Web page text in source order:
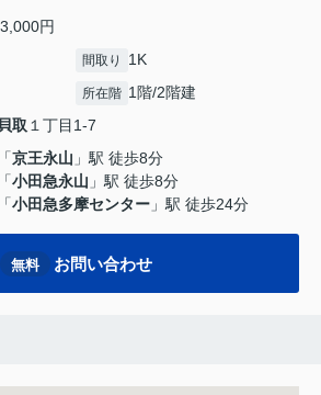
円
間取り 1K
所在階 1階/2階建
貝取 １丁目1-7
「京王永山 」駅 徒歩8分
「小田急永山 」駅 徒歩8分
「小田急多摩センター 」駅 徒歩24分
無料 お問い合わせ